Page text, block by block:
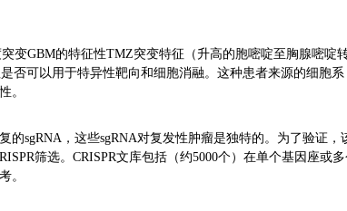
变GBM的特征性TMZ突变特征（升高的胞嘧啶至胸腺嘧啶
否可以用于特异性靶向和细胞消融。这种患者来源的细胞
。
的sgRNA，这些sgRNA对复发性肿瘤是独特的。为了验证
筛选。CRISPR文库包括（约5000个）在单个基因座或
。